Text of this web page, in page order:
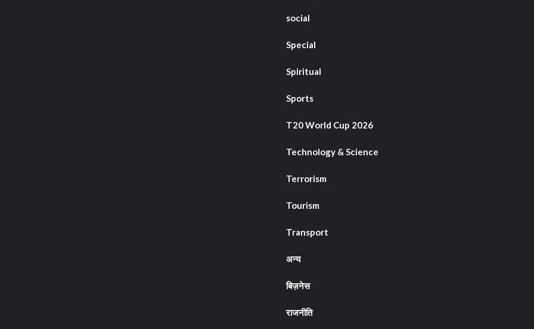
social
Special
Spiritual
Sports
T20 World Cup 2026
Technology & Science
Terrorism
Tourism
Transport
अन्य
बिज़नेस
राजनीति